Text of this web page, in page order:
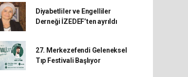
Diyabetliler ve Engelliler
Derneği İZEDEF’ten ayrıldı
27. Merkezefendi Geleneksel
Tıp Festivali Başlıyor